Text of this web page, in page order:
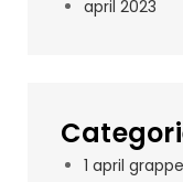
april 2023
1 april